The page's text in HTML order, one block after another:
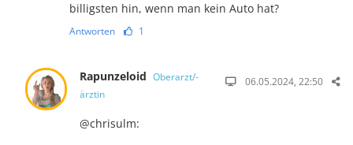
billigsten hin, wenn man kein Auto hat?
Antworten 1
Rapunzeloid Oberarzt/-
ärztin
06.05.2024, 22:50
@chrisulm: